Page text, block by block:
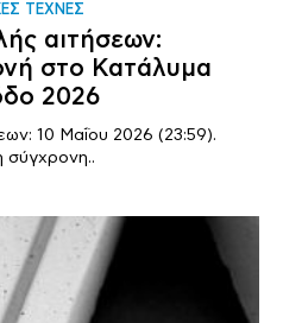
ΤΕΧΝΕΣ
αιτήσεων:
στο Κατάλυμα
2026
10 Μαΐου 2026 (23:59).
σύγχρονη..